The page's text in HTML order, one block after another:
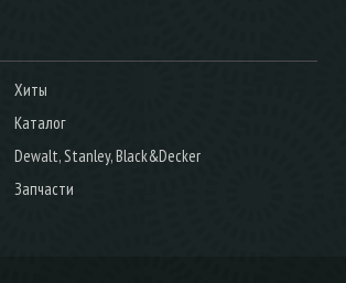
Хиты
Каталог
Dewalt, Stanley, Black&Decker
Запчасти